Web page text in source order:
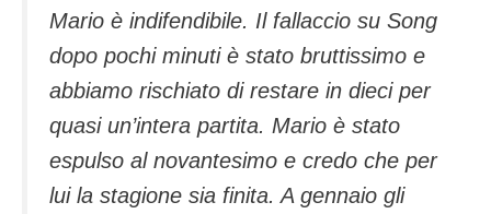
Mario è indifendibile. Il fallaccio su Song
dopo pochi minuti è stato bruttissimo e
abbiamo rischiato di restare in dieci per
quasi un’intera partita. Mario è stato
espulso al novantesimo e credo che per
lui la stagione sia finita. A gennaio gli